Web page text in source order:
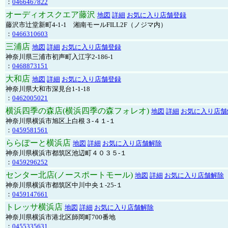
： 0466467822
オーディオスクエア藤沢 地図 詳細 お気に入り店舗登録
藤沢市辻堂新町4-1-1 湘南モールFILL2F（ノジマ内）
： 0466310603
三浦店 地図 詳細 お気に入り店舗登録
神奈川県三浦市初声町入江字2-186-1
： 0468873151
大和店 地図 詳細 お気に入り店舗登録
神奈川県大和市深見台1-1-18
： 0462005021
横浜四季の森店(横浜四季の森フォレオ) 地図 詳細 お気に入り店
神奈川県横浜市旭区上白根３-４１-１
： 0459581561
ららぽーと横浜店 地図 詳細 お気に入り店舗解除
神奈川県横浜市都筑区池辺町４０３５-１
： 0459296252
センター北店(ノースポートモール) 地図 詳細 お気に入り店舗解除
神奈川県横浜市都筑区中川中央１-25-１
： 0459147661
トレッサ横浜店 地図 詳細 お気に入り店舗解除
神奈川県横浜市港北区師岡町700番地
： 0455335631